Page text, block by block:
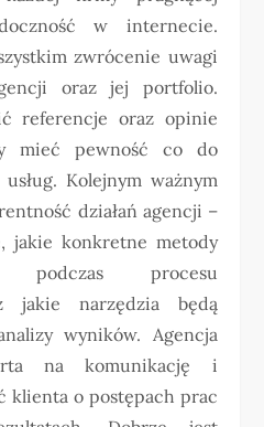
w internecie.
zwrócenie uwagi
oraz jej portfolio.
referencje oraz opinie
mieć pewność co do
Kolejnym ważnym
działań agencji –
jakie konkretne metody
podczas procesu
jakie narzędzia będą
wyników. Agencja
na komunikację i
klienta o postępach prac